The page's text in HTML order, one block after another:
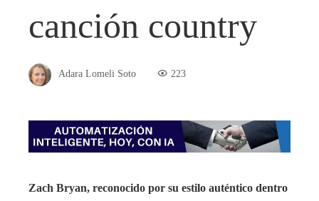
canción country
Adara Lomeli Soto 223
Zach Bryan, reconocido por su estilo auténtico dentro